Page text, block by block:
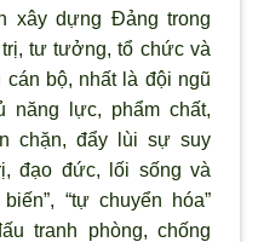
xây dựng Đảng trong
tư tưởng, tổ chức và
bộ, nhất là đội ngũ
năng lực, phẩm chất,
chặn, đẩy lùi sự suy
đạo đức, lối sống và
“tự chuyển hóa”
tranh phòng, chống